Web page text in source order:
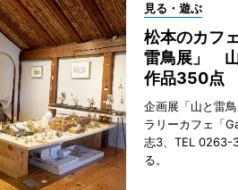
見る・遊ぶ
松本のカフ
雷鳥展」
作品350点
企画展「山と雷
ラリーカフェ「
志3、TEL 0263-
る。